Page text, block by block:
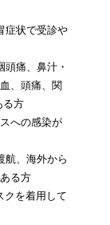
症状で受診や
頭痛、鼻汁・
、頭痛、関
る方
への感染が
航、海外から
る方
クを着用して